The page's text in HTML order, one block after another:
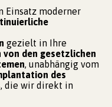
Einsatz moderner
gezielt in Ihre
von den gesetzlichen
, unabhängig vom
des
, die wir direkt in